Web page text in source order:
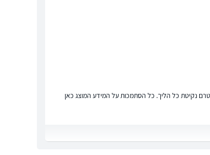
טרם נקיטת כל הליך. כל הסתמכות על המידע המוצג כאן